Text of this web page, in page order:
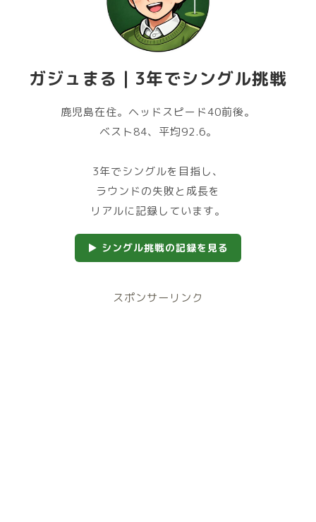
ガジュまる｜3年でシングル挑戦
鹿児島在住。ヘッドスピード40前後。
ベスト84、平均92.6。
3年でシングルを目指し、
ラウンドの失敗と成長を
リアルに記録しています。
▶ シングル挑戦の記録を見る
スポンサーリンク